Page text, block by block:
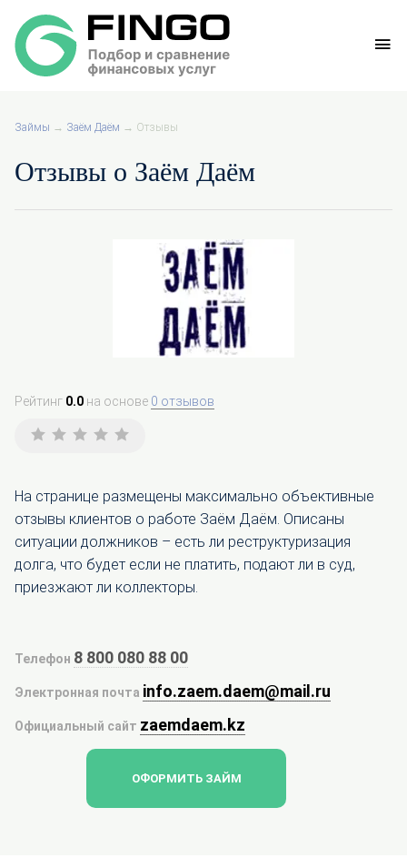
Займы → Заём Даём → Отзывы
Отзывы о Заём Даём
Рейтинг 0.0 на основе 0 отзывов
На странице размещены максимально объективные
отзывы клиентов о работе Заём Даём. Описаны
ситуации должников – есть ли реструктуризация
долга, что будет если не платить, подают ли в суд,
приезжают ли коллекторы.
Телефон 8 800 080 88 00
Электронная почта info.zaem.daem@mail.ru
Официальный сайт zaemdaem.kz
ОФОРМИТЬ ЗАЙМ